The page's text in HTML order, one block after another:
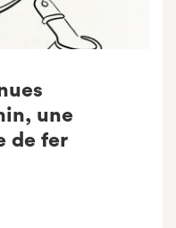
une
de fer